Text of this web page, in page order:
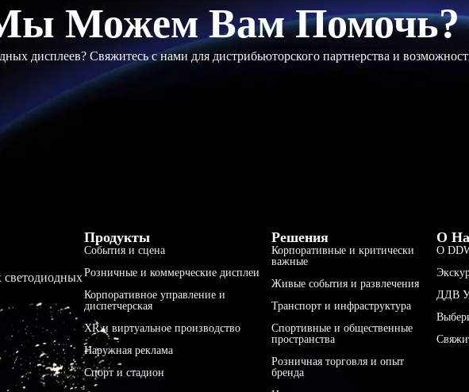
Можем Вам Помочь?
дисплеев? Свяжитесь с нами для дистрибьюторского партнерства и
Продукты
События и сцена
Розничные и коммерческие дисплеи
Корпоративное управление и
диспетчерская
XR и виртуальное производство
Наружная реклама
Спорт и стадион
Решения
Корпоративные и критически
важные
Живые события и развлечения
Транспорт и инфраструктура
Спортивные и общественные
пространства
Розничная торговля и опыт
бренда
О
О
ДДВ